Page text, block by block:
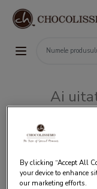
Ai
By clicking “Accept All
your device to enhance
our marketing efforts.